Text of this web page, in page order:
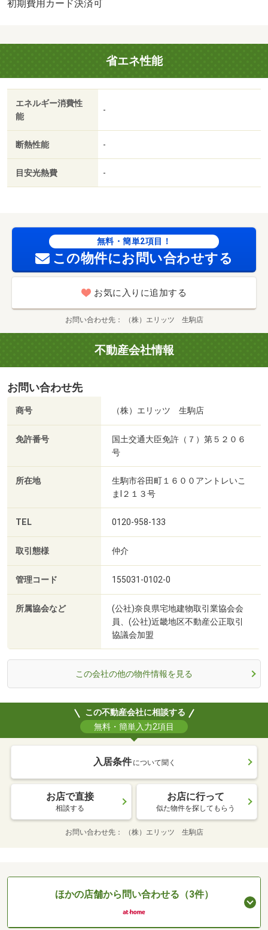
初期費用カード決済可
省エネ性能
エネルギー消費性
能
-
断熱性能 -
目安光熱費 -
無料・簡単2項目！
この物件にお問い合わせする
お気に入りに追加する
お問い合わせ先 （株）エリッツ 生駒店
不動産会社情報
お問い合わせ先
商号 （株）エリッツ 生駒店
免許番号
国土交通大臣免許（７）第５２０６
号
所在地
生駒市谷田町１６００アントレいこ
まⅠ２１３号
TEL 0120-958-133
取引態様 仲介
管理コード 155031-0102-0
所属協会など
(公社)奈良県宅地建物取引業協会会
員、(公社)近畿地区不動産公正取引
協議会加盟
この会社の他の物件情報を見る
この不動産会社に相談する
無料・簡単入力2項目
入居条件 について聞く
お店で直接
相談する
お店に行って
似た物件を探してもらう
お問い合わせ先 （株）エリッツ 生駒店
ほかの店舗から問い合わせる（3件）